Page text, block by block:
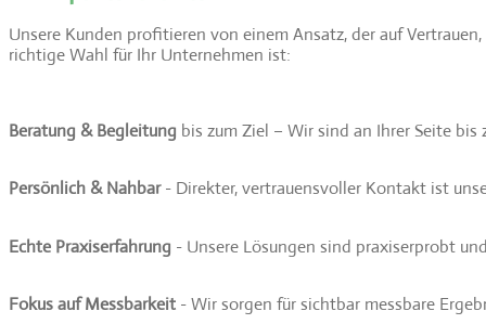
Unsere Kunden profitieren von einem Ansatz, der auf
richtige Wahl für Ihr Unternehmen ist:
Beratung & Begleitung bis zum Ziel – Wir sind an Ihrer Seite bis
Persönlich & Nahbar- Direkter, vertrauensvoller Kontakt ist
Echte Praxiserfahrung - Unsere Lösungen sind praxiserprobt
Fokus auf Messbarkeit -Wir sorgen für sichtbar messbare